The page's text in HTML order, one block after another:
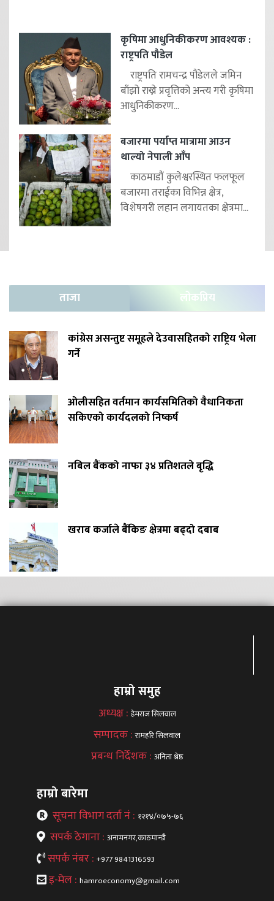
कृषिमा आधुनिकीकरण आवश्यक :
राष्ट्रपति पौडेल
राष्ट्रपति रामचन्द्र पौडेलले जमिन
बाँझो राख्ने प्रवृत्तिको अन्त्य गरी कृषिमा
आधुनिकीकरण...
बजारमा पर्याप्त मात्रामा आउन
थाल्यो नेपाली आँप
काठमाडौं कुलेश्वरस्थित फलफूल
बजारमा तराईका विभिन्न क्षेत्र,
विशेषगरी लहान लगायतका क्षेत्रमा...
ताजा लोकप्रिय
कांग्रेस असन्तुष्ट समूहले देउवासहितको राष्ट्रिय भेला
गर्ने
ओलीसहित वर्तमान कार्यसमितिको वैधानिकता
सकिएको कार्यदलको निष्कर्ष
नबिल बैंकको नाफा ३४ प्रतिशतले बृद्धि
खराब कर्जाले बैंकिङ क्षेत्रमा बढ्दो दबाब
हाम्रो समुह
अध्यक्ष : हेमराज सिलवाल
सम्पादक :रामहरि सिलवाल
प्रबन्ध निर्देशक : अनिता श्रेष्ठ
हाम्रो बारेमा
सूचना विभाग दर्ता नं : १२१४/०७५-७६
सपर्क ठेगाना : अनामनगर,काठमान्डौ
सपर्क नंबर : +977 9841316593
इ-मेल : hamroeconomy@gmail.com